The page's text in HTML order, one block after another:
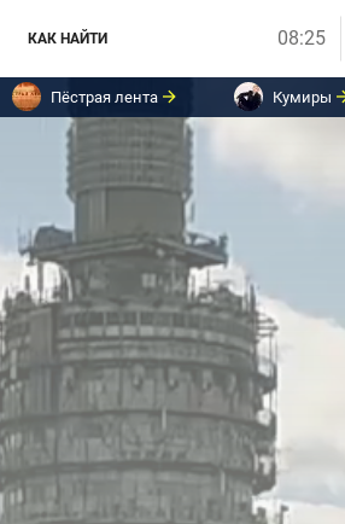
КАК НАЙТИ 08:25
Пёстрая лента Кумиры